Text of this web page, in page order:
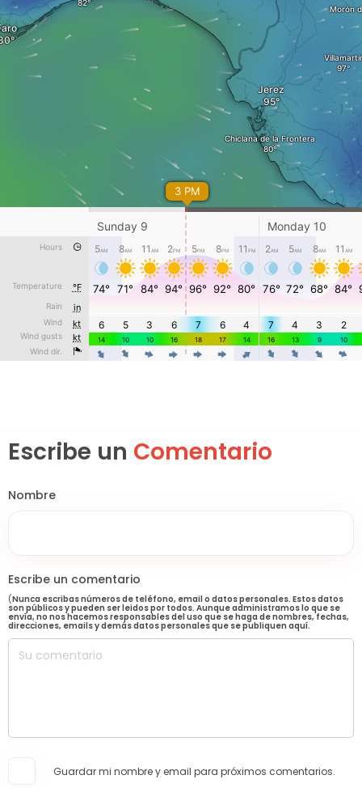
Escribe un Comentario
Nombre
Escribe un comentario
(Nunca escribas números de teléfono, email o datos personales. Estos datos
son públicos y pueden ser leidos por todos. Aunque administramos lo que se
envía, no nos hacemos responsables del uso que se haga de nombres, fechas,
direcciones, emails y demás datos personales que se publiquen aquí.
Guardar mi nombre y email para próximos comentarios.